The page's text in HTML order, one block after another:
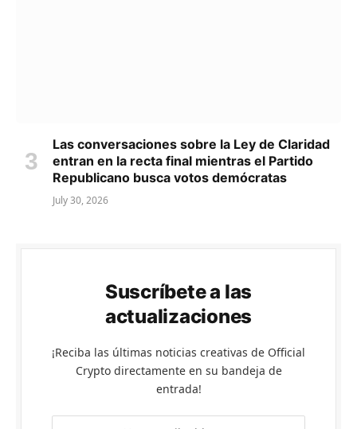
Las conversaciones sobre la Ley de Claridad
entran en la recta final mientras el Partido
Republicano busca votos demócratas
July 30, 2026
Suscríbete a las
actualizaciones
¡Reciba las últimas noticias creativas de Official
Crypto directamente en su bandeja de
entrada!